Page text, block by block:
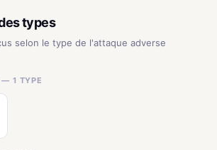
types
selon le type de l'attaque adverse
1 TYPE